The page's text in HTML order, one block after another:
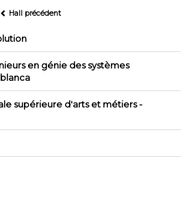
Hall précédent
en génie des systèmes
supérieure d'arts et métiers -